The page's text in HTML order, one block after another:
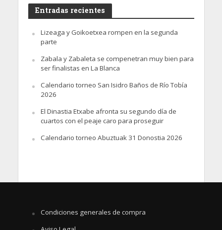
Entradas recientes
Lizeaga y Goikoetxea rompen en la segunda
parte
Zabala y Zabaleta se compenetran muy bien para
ser finalistas en La Blanca
Calendario torneo San Isidro Baños de Río Tobía
2026
El Dinastia Etxabe afronta su segundo día de
cuartos con el peaje caro para proseguir
Calendario torneo Abuztuak 31 Donostia 2026
Condiciones generales de compra